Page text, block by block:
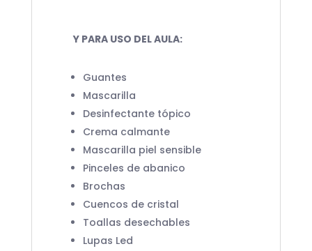
Y PARA USO DEL AULA:
Guantes
Mascarilla
Desinfectante tópico
Crema calmante
Mascarilla piel sensible
Pinceles de abanico
Brochas
Cuencos de cristal
Toallas desechables
Lupas Led